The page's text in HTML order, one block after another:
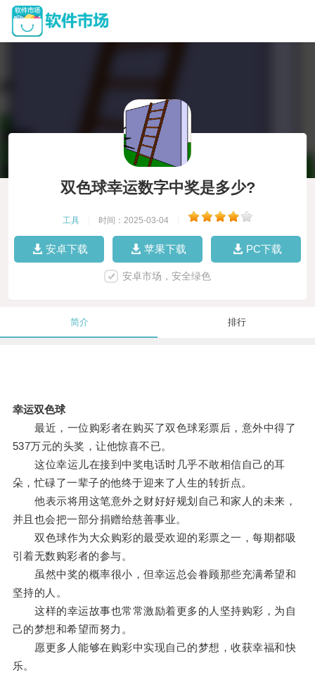
双色球幸运数字中奖是多少?
工具 时间：2025-03-04
安卓下载 苹果下载 PC下载
安卓市场，安全绿色
简介 排行
幸运双色球
最近，一位购彩者在购买了双色球彩票后，意外中得了
537万元的头奖，让他惊喜不已。
这位幸运儿在接到中奖电话时几乎不敢相信自己的耳
朵，忙碌了一辈子的他终于迎来了人生的转折点。
他表示将用这笔意外之财好好规划自己和家人的未来，
并且也会把一部分捐赠给慈善事业。
双色球作为大众购彩的最受欢迎的彩票之一，每期都吸
引着无数购彩者的参与。
虽然中奖的概率很小，但幸运总会眷顾那些充满希望和
坚持的人。
这样的幸运故事也常常激励着更多的人坚持购彩，为自
己的梦想和希望而努力。
愿更多人能够在购彩中实现自己的梦想，收获幸福和快
乐。